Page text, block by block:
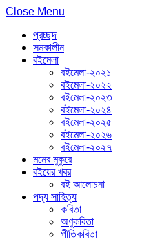
Close Menu
প্রচ্ছদ
সমকালীন
বইমেলা
বইমেলা-২০২১
বইমেলা-২০২২
বইমেলা-২০২৩
বইমেলা-২০২৪
বইমেলা-২০২৫
বইমেলা-২০২৬
বইমেলা-২০২৭
মনের মুকুরে
বইয়ের খবর
বই আলোচনা
পদ্য সাহিত্য
কবিতা
অণুকবিতা
গীতিকবিতা